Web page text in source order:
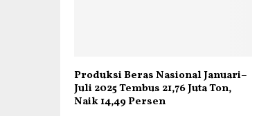
Produksi Beras Nasional Januari–
Juli 2025 Tembus 21,76 Juta Ton,
Naik 14,49 Persen